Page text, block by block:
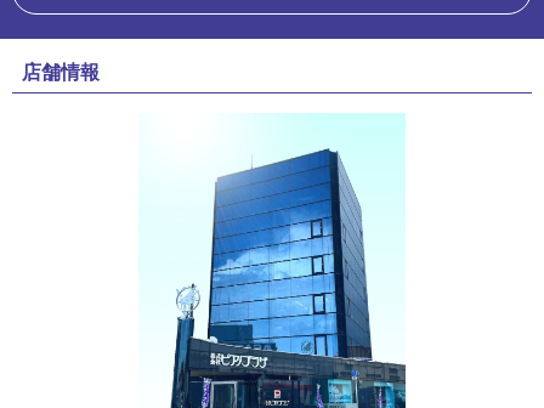
店舗情報